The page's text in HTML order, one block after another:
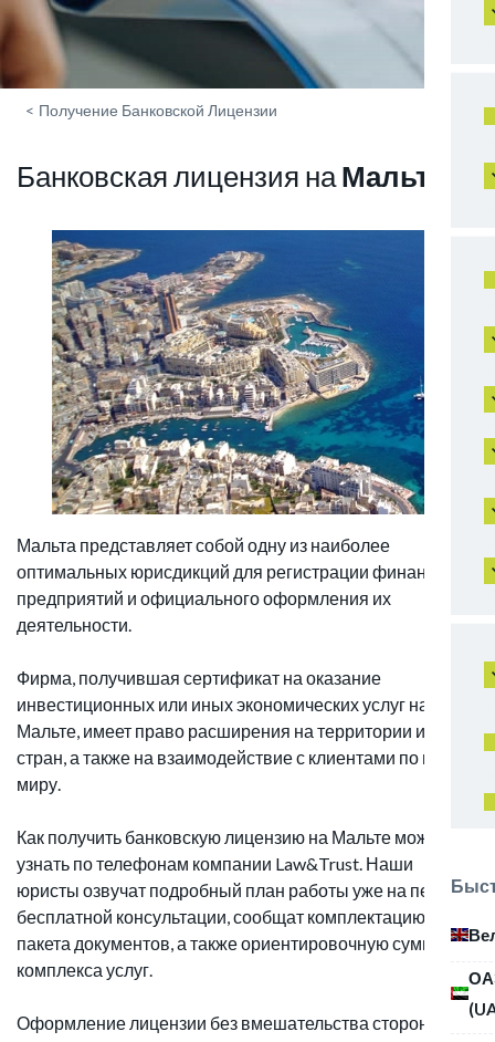
< Получение Банковской Лицензии
Банковская лицензия наМальте
Мальта представляет собой одну из наиболее
оптимальных юрисдикций для регистрации финансовых
предприятий и официального оформления их
деятельности.
Фирма, получившая сертификат на оказание
инвестиционных или иных экономических услуг на
Мальте, имеет право расширения на территории иных
стран, а также на взаимодействие с клиентами по всему
миру.
Как получить банковскую лицензию на Мальте можно
узнать по телефонам компании Law&Trust. Наши
юристы озвучат подробный план работы уже на первой
бесплатной консультации, сообщат комплектацию
пакета документов, а также ориентировочную сумму
комплекса услуг.
Оформление лицензии без вмешательства сторонних